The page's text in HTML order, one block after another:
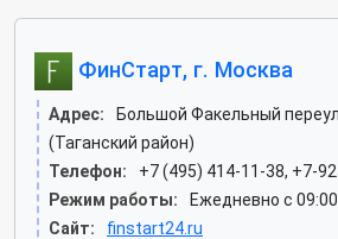
ФинСтарт, г. Москва
Адрес:
Большой Факельный
(Таганский район)
Телефон:
+7 (495) 414-11-38, +7-
Режим работы:
Ежедневно с
Сайт:
finstart24.ru